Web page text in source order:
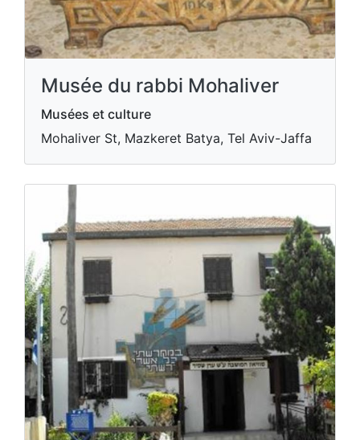
Musée du rabbi Mohaliver
Musées et culture
Mohaliver St, Mazkeret Batya, Tel Aviv-Jaffa